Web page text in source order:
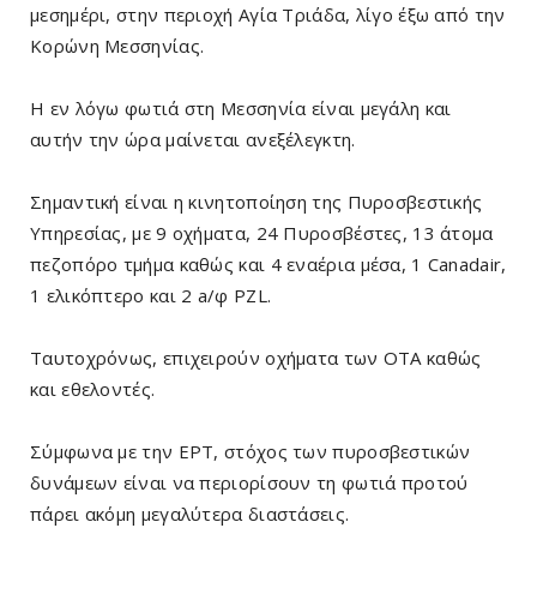
μεσημέρι, στην περιοχή Αγία Τριάδα, λίγο έξω από την
Κορώνη Μεσσηνίας.
Η εν λόγω φωτιά στη Μεσσηνία είναι μεγάλη και
αυτήν την ώρα μαίνεται ανεξέλεγκτη.
Σημαντική είναι η κινητοποίηση της Πυροσβεστικής
Υπηρεσίας, με 9 οχήματα, 24 Πυροσβέστες, 13 άτομα
πεζοπόρο τμήμα καθώς και 4 εναέρια μέσα, 1 Canadair,
1 ελικόπτερο και 2 a/φ PZL.
Ταυτοχρόνως, επιχειρούν οχήματα των ΟΤΑ καθώς
και εθελοντές.
Σύμφωνα με την ΕΡΤ, στόχος των πυροσβεστικών
δυνάμεων είναι να περιορίσουν τη φωτιά προτού
πάρει ακόμη μεγαλύτερα διαστάσεις.